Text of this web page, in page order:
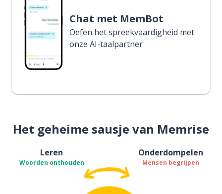
Chat met MemBot
Oefen het spreekvaardigheid met
onze AI-taalpartner
Het geheime sausje van Memrise
Leren
Woorden onthouden
Onderdompelen
Mensen begrijpen